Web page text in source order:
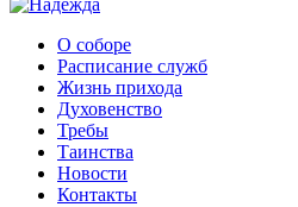
О соборе
Расписание служб
Жизнь прихода
Духовенство
Требы
Таинства
Новости
Контакты